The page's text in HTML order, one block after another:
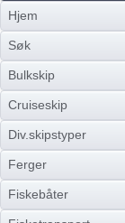
Hjem
Søk
Bulkskip
Cruiseskip
Div.skipstyper
Ferger
Fiskebåter